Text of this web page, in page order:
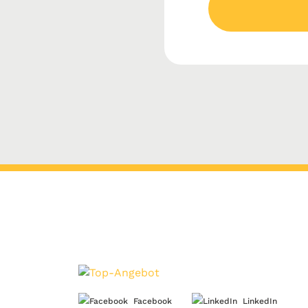
Facebook LinkedIn